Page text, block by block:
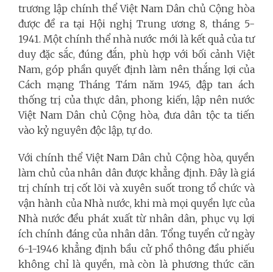
trương lập chính thể Việt Nam Dân chủ Cộng hòa
được đề ra tại Hội nghị Trung ương 8, tháng 5-
1941. Một chính thể nhà nước mới là kết quả của tư
duy đặc sắc, đúng đắn, phù hợp với bối cảnh Việt
Nam, góp phần quyết định làm nên thắng lợi của
Cách mạng Tháng Tám năm 1945, đập tan ách
thống trị của thực dân, phong kiến, lập nên nước
Việt Nam Dân chủ Cộng hòa, đưa dân tộc ta tiến
vào kỷ nguyên độc lập, tự do.
Với chính thể Việt Nam Dân chủ Cộng hòa, quyền
làm chủ của nhân dân được khẳng định. Đây là giá
trị chính trị cốt lõi và xuyên suốt trong tổ chức và
vận hành của Nhà nước, khi mà mọi quyền lực của
Nhà nước đều phát xuất từ nhân dân, phục vụ lợi
ích chính đáng của nhân dân. Tổng tuyển cử ngày
6-1-1946 khẳng định bầu cử phổ thông đầu phiếu
không chỉ là quyền, mà còn là phương thức căn